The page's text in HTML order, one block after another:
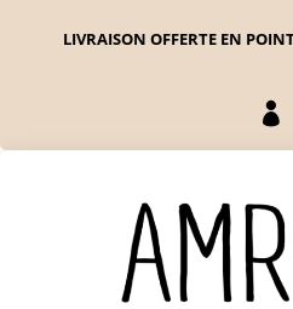
LIVRAISON OFFERTE EN
